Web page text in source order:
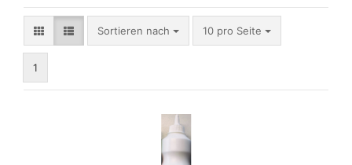
Sortieren nach
Sortieren nach 10 pro Seite
pro Seite
1